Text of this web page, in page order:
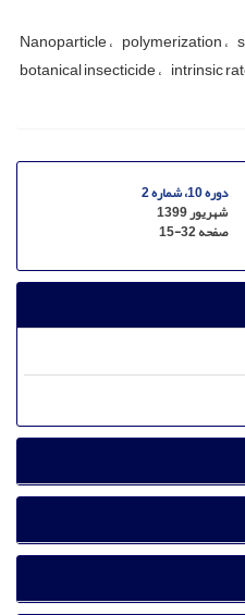
Nanoparticle polymerization
botanical insecticide intrinsic
دوره 10، شماره 2
شهریور 1399
صفحه15-32